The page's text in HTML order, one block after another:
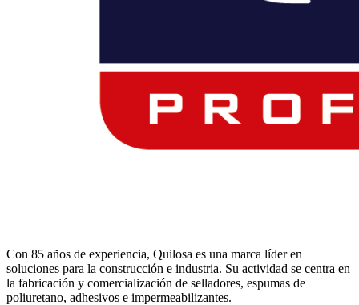
Con 85 años de experiencia, Quilosa es una marca líder en
soluciones para la construcción e industria. Su actividad se centra en
la fabricación y comercialización de selladores, espumas de
poliuretano, adhesivos e impermeabilizantes.